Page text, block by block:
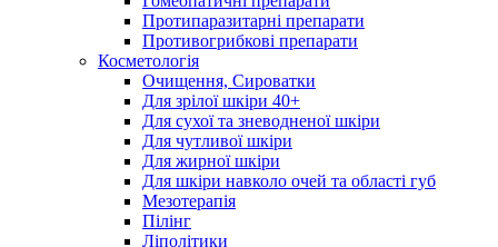
Протипаразитарні препарати
Противогрибкові препарати
Косметологія
Очищення, Сироватки
Для зрілої шкіри 40+
Для сухої та зневодненої шкіри
Для чутливої шкіри
Для жирної шкіри
Для шкіри навколо очей та області губ
Мезотерапія
Пілінг
Ліполітики